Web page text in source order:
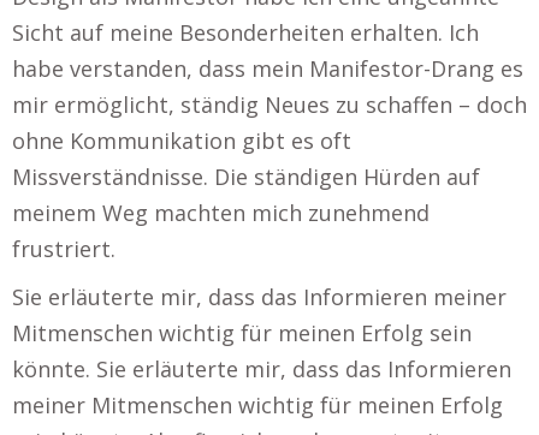
Sicht auf meine Besonderheiten erhalten. Ich
habe verstanden, dass mein Manifestor-Drang es
mir ermöglicht, ständig Neues zu schaffen – doch
ohne Kommunikation gibt es oft
Missverständnisse. Die ständigen Hürden auf
meinem Weg machten mich zunehmend
frustriert.
Sie erläuterte mir, dass das Informieren meiner
Mitmenschen wichtig für meinen Erfolg sein
könnte. Sie erläuterte mir, dass das Informieren
meiner Mitmenschen wichtig für meinen Erfolg